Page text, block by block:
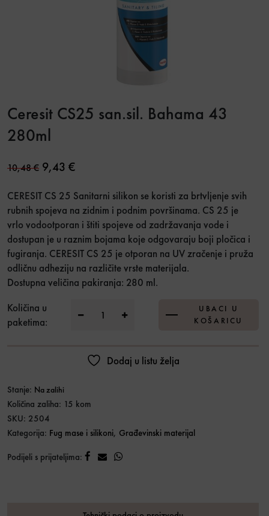
Ceresit CS25 san.sil. Bahama 43
280ml
10,48€ Original price was: 10,48 €.
9,43 €Current price is: 9,43 €.
CERESIT CS 25 Sanitarni silikon se koristi za brtvljenje svih
rubnih spojeva na zidnim i podnim površinama. CS 25 je
vrlo vodootporan i štiti spojeve od zadržavanja vode i
dostupan je u raznim bojama koje odgovaraju boji pločica i
fugiranja. CERESIT CS 25 je otporan na UV zračenje i pruža
odličnu adheziju na različite vrste materijala.
Dostupna veličina pakiranja: 280 ml.
Količina u
paketima:
Ceresit CS25 san.sil. Bahama 43 280ml
UBACI U
KOŠARICU
Dodaj u listu želja
Stanje: Na zalihi
Količina zaliha: 15 kom
SKU: 2504
Kategorija: Fug mase i silikoni, Građevinski materijal
Podijeli s prijateljima: